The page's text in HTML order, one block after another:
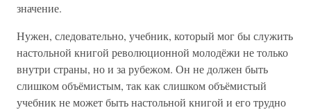
значение.
Нужен, следовательно, учебник, который мог бы служить
настольной книгой революционной молодёжи не только
внутри страны, но и за рубежом. Он не должен быть
слишком объёмистым, так как слишком объёмистый
учебник не может быть настольной книгой и его трудно